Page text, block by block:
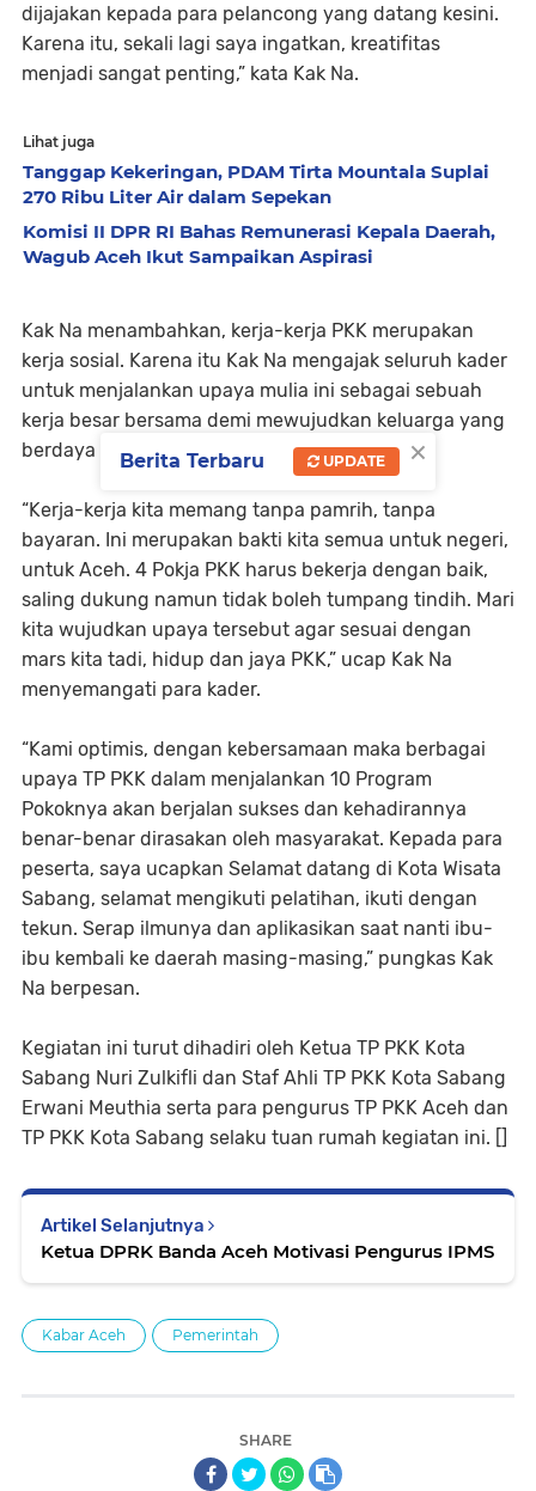
dijajakan kepada para pelancong yang datang kesini.
Karena itu, sekali lagi saya ingatkan, kreatifitas
menjadi sangat penting,” kata Kak Na.
Lihat juga
Tanggap Kekeringan, PDAM Tirta Mountala Suplai
270 Ribu Liter Air dalam Sepekan
Komisi II DPR RI Bahas Remunerasi Kepala Daerah,
Wagub Aceh Ikut Sampaikan Aspirasi
Kak Na menambahkan, kerja-kerja PKK merupakan
kerja sosial. Karena itu Kak Na mengajak seluruh kader
untuk menjalankan upaya mulia ini sebagai sebuah
kerja besar bersama demi mewujudkan keluarga yang
berdaya
“Kerja-kerja kita memang tanpa pamrih, tanpa
bayaran. Ini merupakan bakti kita semua untuk negeri,
untuk Aceh. 4 Pokja PKK harus bekerja dengan baik,
saling dukung namun tidak boleh tumpang tindih. Mari
kita wujudkan upaya tersebut agar sesuai dengan
mars kita tadi, hidup dan jaya PKK,” ucap Kak Na
menyemangati para kader.
“Kami optimis, dengan kebersamaan maka berbagai
upaya TP PKK dalam menjalankan 10 Program
Pokoknya akan berjalan sukses dan kehadirannya
benar-benar dirasakan oleh masyarakat. Kepada para
peserta, saya ucapkan Selamat datang di Kota Wisata
Sabang, selamat mengikuti pelatihan, ikuti dengan
tekun. Serap ilmunya dan aplikasikan saat nanti ibu-
ibu kembali ke daerah masing-masing,” pungkas Kak
Na berpesan.
Kegiatan ini turut dihadiri oleh Ketua TP PKK Kota
Sabang Nuri Zulkifli dan Staf Ahli TP PKK Kota Sabang
Erwani Meuthia serta para pengurus TP PKK Aceh dan
TP PKK Kota Sabang selaku tuan rumah kegiatan ini. []
Artikel Selanjutnya
Ketua DPRK Banda Aceh Motivasi Pengurus IPMS
Kabar Aceh Pemerintah
SHARE
×
Berita Terbaru UPDATE